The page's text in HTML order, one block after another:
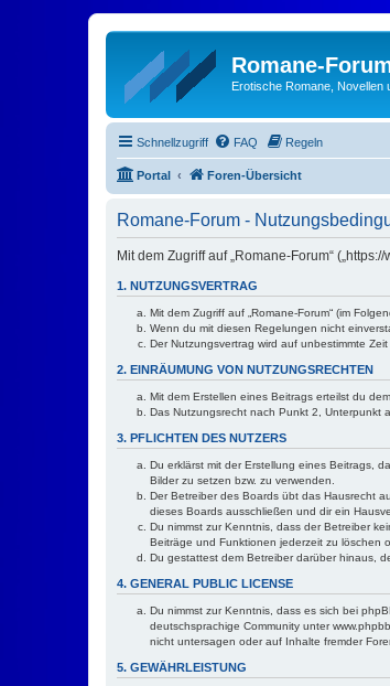
Romane-
Erotische Romane, Novellen
Schnellzugriff FAQ Regeln
Portal Foren-Übersicht
Romane-Forum -
Mit dem Zugriff auf „Romane-Forum“
1. NUTZUNGSVERTRAG
Mit dem Zugriff auf „Romane-Forum“ (im
Wenn du mit diesen Regelungen nicht
Der Nutzungsvertrag wird auf unbestimmte
2. EINRÄUMUNG VON NUTZUNGSRECHTEN
Mit dem Erstellen eines Beitrags erteilst du
Das Nutzungsrecht nach Punkt 2, Unterpunkt
3. PFLICHTEN DES NUTZERS
Du erklärst mit der Erstellung eines Beitrags,
Bilder zu setzen bzw. zu verwenden.
Der Betreiber des Boards übt das Hausrecht
dieses Boards ausschließen und dir ein
Du nimmst zur Kenntnis, dass der Betreiber
Beiträge und Funktionen jederzeit zu löschen
Du gestattest dem Betreiber darüber hinaus,
4. GENERAL PUBLIC LICENSE
Du nimmst zur Kenntnis, dass es sich bei
deutschsprachige Community unter
nicht untersagen oder auf Inhalte fremder
5. GEWÄHRLEISTUNG